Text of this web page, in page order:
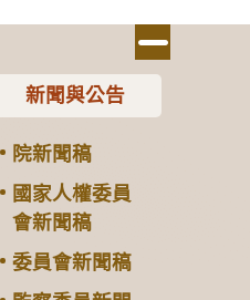
新聞與公告
院新聞稿
國家人權委員
會新聞稿
委員會新聞稿